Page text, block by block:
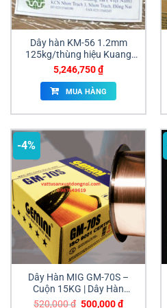
Dây hàn KM-56 1.2mm
125kg/thùng hiệu Kuang
Tai
5,246,750₫
MUA HÀNG
-4%
Dây Hàn MIG GM-70S –
Cuộn 15KG | Dây Hàn
0.8mm – 1.6mm Chính
520,000₫ Giá
500,000₫Giá